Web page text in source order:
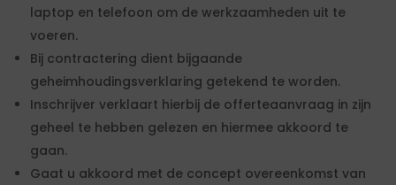
laptop en telefoon om de werkzaamheden uit te
voeren.
Bij contractering dient bijgaande
geheimhoudingsverklaring getekend te worden.
Inschrijver verklaart hierbij de offerteaanvraag in zijn
geheel te hebben gelezen en hiermee akkoord te
gaan.
Gaat u akkoord met de concept overeenkomst van